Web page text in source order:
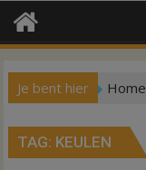
Je bent hier Home
TAG: KEULEN